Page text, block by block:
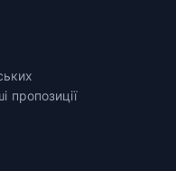
пропозиції